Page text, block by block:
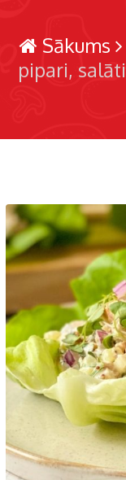
Sākums
pipari salāti